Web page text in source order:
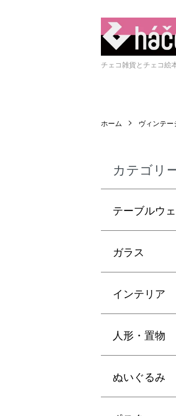
チェコ雑貨とチェコ絵
ホーム ヴィンテ
カテゴリ
テーブルウ
ガラス
インテリア
人形・置物
ぬいぐるみ